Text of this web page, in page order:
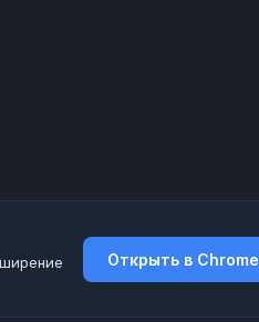
Открыть в Chrome